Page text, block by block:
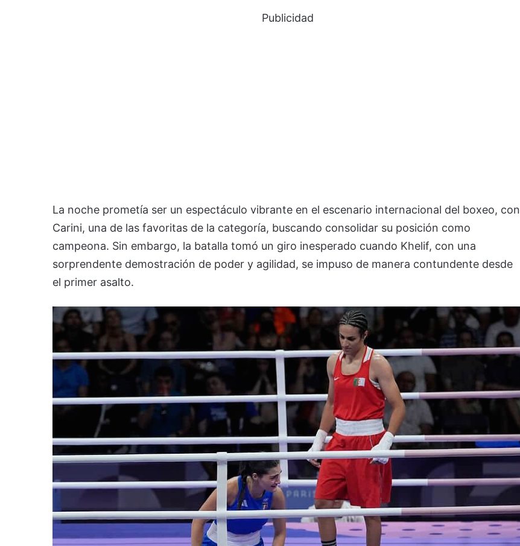
Publicidad
La noche prometía ser un espectáculo vibrante en el escenario internacional del boxeo, con
Carini, una de las favoritas de la categoría, buscando consolidar su posición como
campeona. Sin embargo, la batalla tomó un giro inesperado cuando Khelif, con una
sorprendente demostración de poder y agilidad, se impuso de manera contundente desde
el primer asalto.